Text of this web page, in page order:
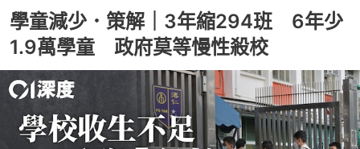
學童減少．策解｜3年縮294班 6年少
1.9萬學童 政府莫等慢性殺校